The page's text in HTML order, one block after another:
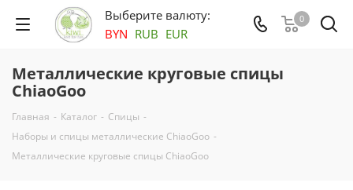
Выберите валюту:
BYN RUB EUR
0
Металлические круговые спицы
ChiaoGoo
Главная - Каталог - Спицы -
Наборы и спицы металлические ChiaoGoo -
Металлические круговые спицы ChiaoGoo